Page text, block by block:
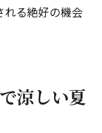
れる絶好の機会
涼しい夏